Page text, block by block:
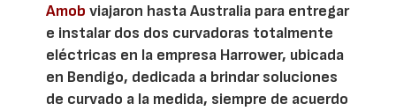
Amobviajaron hasta Australia para entregar
e instalar dos dos curvadoras totalmente
eléctricas en la empresa Harrower, ubicada
en Bendigo, dedicada a brindar soluciones
de curvado a la medida, siempre de acuerdo